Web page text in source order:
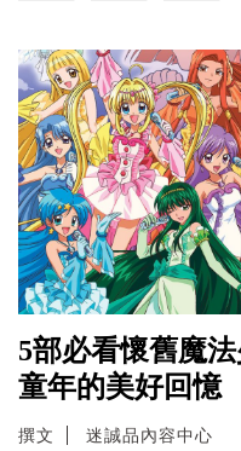
5部必看懷舊魔
童年的美好回憶
撰文 迷誠品內容中心